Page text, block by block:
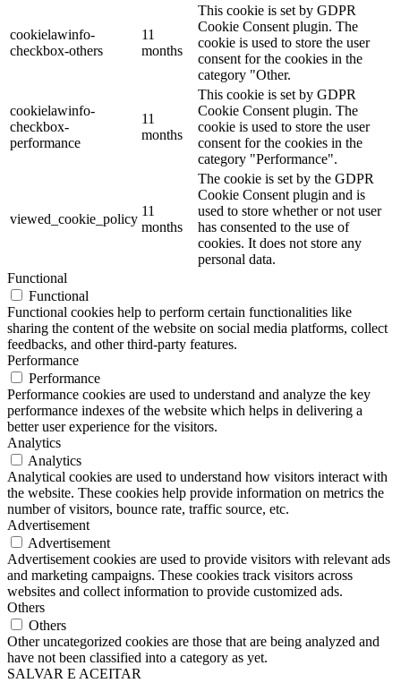
cookielawinfo-
checkbox-others
11
months
This cookie is set by GDPR
Cookie Consent plugin. The
cookie is used to store the user
consent for the cookies in the
category "Other.
cookielawinfo-
checkbox-
performance
11
months
This cookie is set by GDPR
Cookie Consent plugin. The
cookie is used to store the user
consent for the cookies in the
category "Performance".
viewed_cookie_policy
11
months
The cookie is set by the GDPR
Cookie Consent plugin and is
used to store whether or not user
has consented to the use of
cookies. It does not store any
personal data.
Functional
Functional
Functional cookies help to perform certain functionalities like
sharing the content of the website on social media platforms, collect
feedbacks, and other third-party features.
Performance
Performance
Performance cookies are used to understand and analyze the key
performance indexes of the website which helps in delivering a
better user experience for the visitors.
Analytics
Analytics
Analytical cookies are used to understand how visitors interact with
the website. These cookies help provide information on metrics the
number of visitors, bounce rate, traffic source, etc.
Advertisement
Advertisement
Advertisement cookies are used to provide visitors with relevant ads
and marketing campaigns. These cookies track visitors across
websites and collect information to provide customized ads.
Others
Others
Other uncategorized cookies are those that are being analyzed and
have not been classified into a category as yet.
SALVAR E ACEITAR